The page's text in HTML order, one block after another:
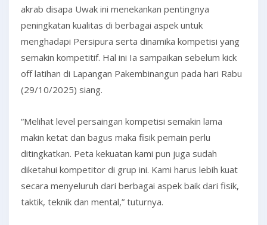
akrab disapa Uwak ini menekankan pentingnya
peningkatan kualitas di berbagai aspek untuk
menghadapi Persipura serta dinamika kompetisi yang
semakin kompetitif. Hal ini Ia sampaikan sebelum kick
off latihan di Lapangan Pakembinangun pada hari Rabu
(29/10/2025) siang.
“Melihat level persaingan kompetisi semakin lama
makin ketat dan bagus maka fisik pemain perlu
ditingkatkan. Peta kekuatan kami pun juga sudah
diketahui kompetitor di grup ini. Kami harus lebih kuat
secara menyeluruh dari berbagai aspek baik dari fisik,
taktik, teknik dan mental,” tuturnya.